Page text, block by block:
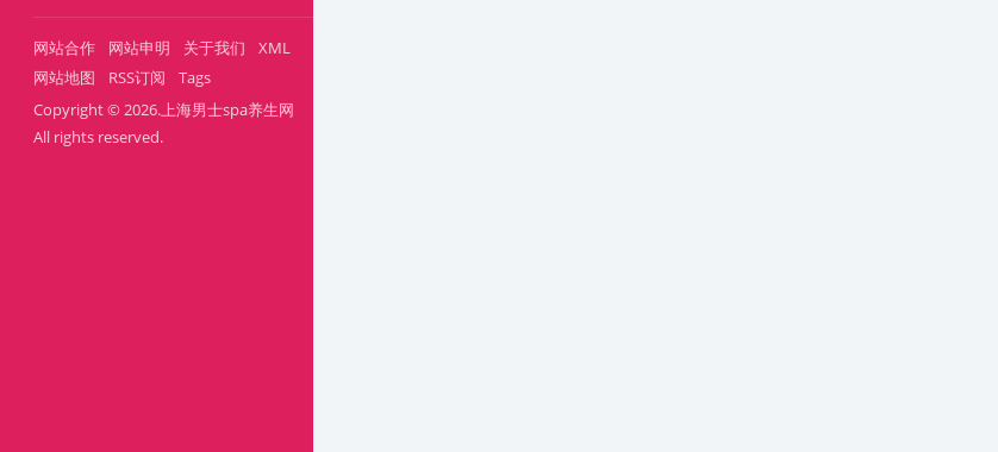
网站合作 网站申明 关于我们
XML
网站地图
RSS订阅
Tags
Copyright © 2026.上海男士spa养生网
All rights reserved.